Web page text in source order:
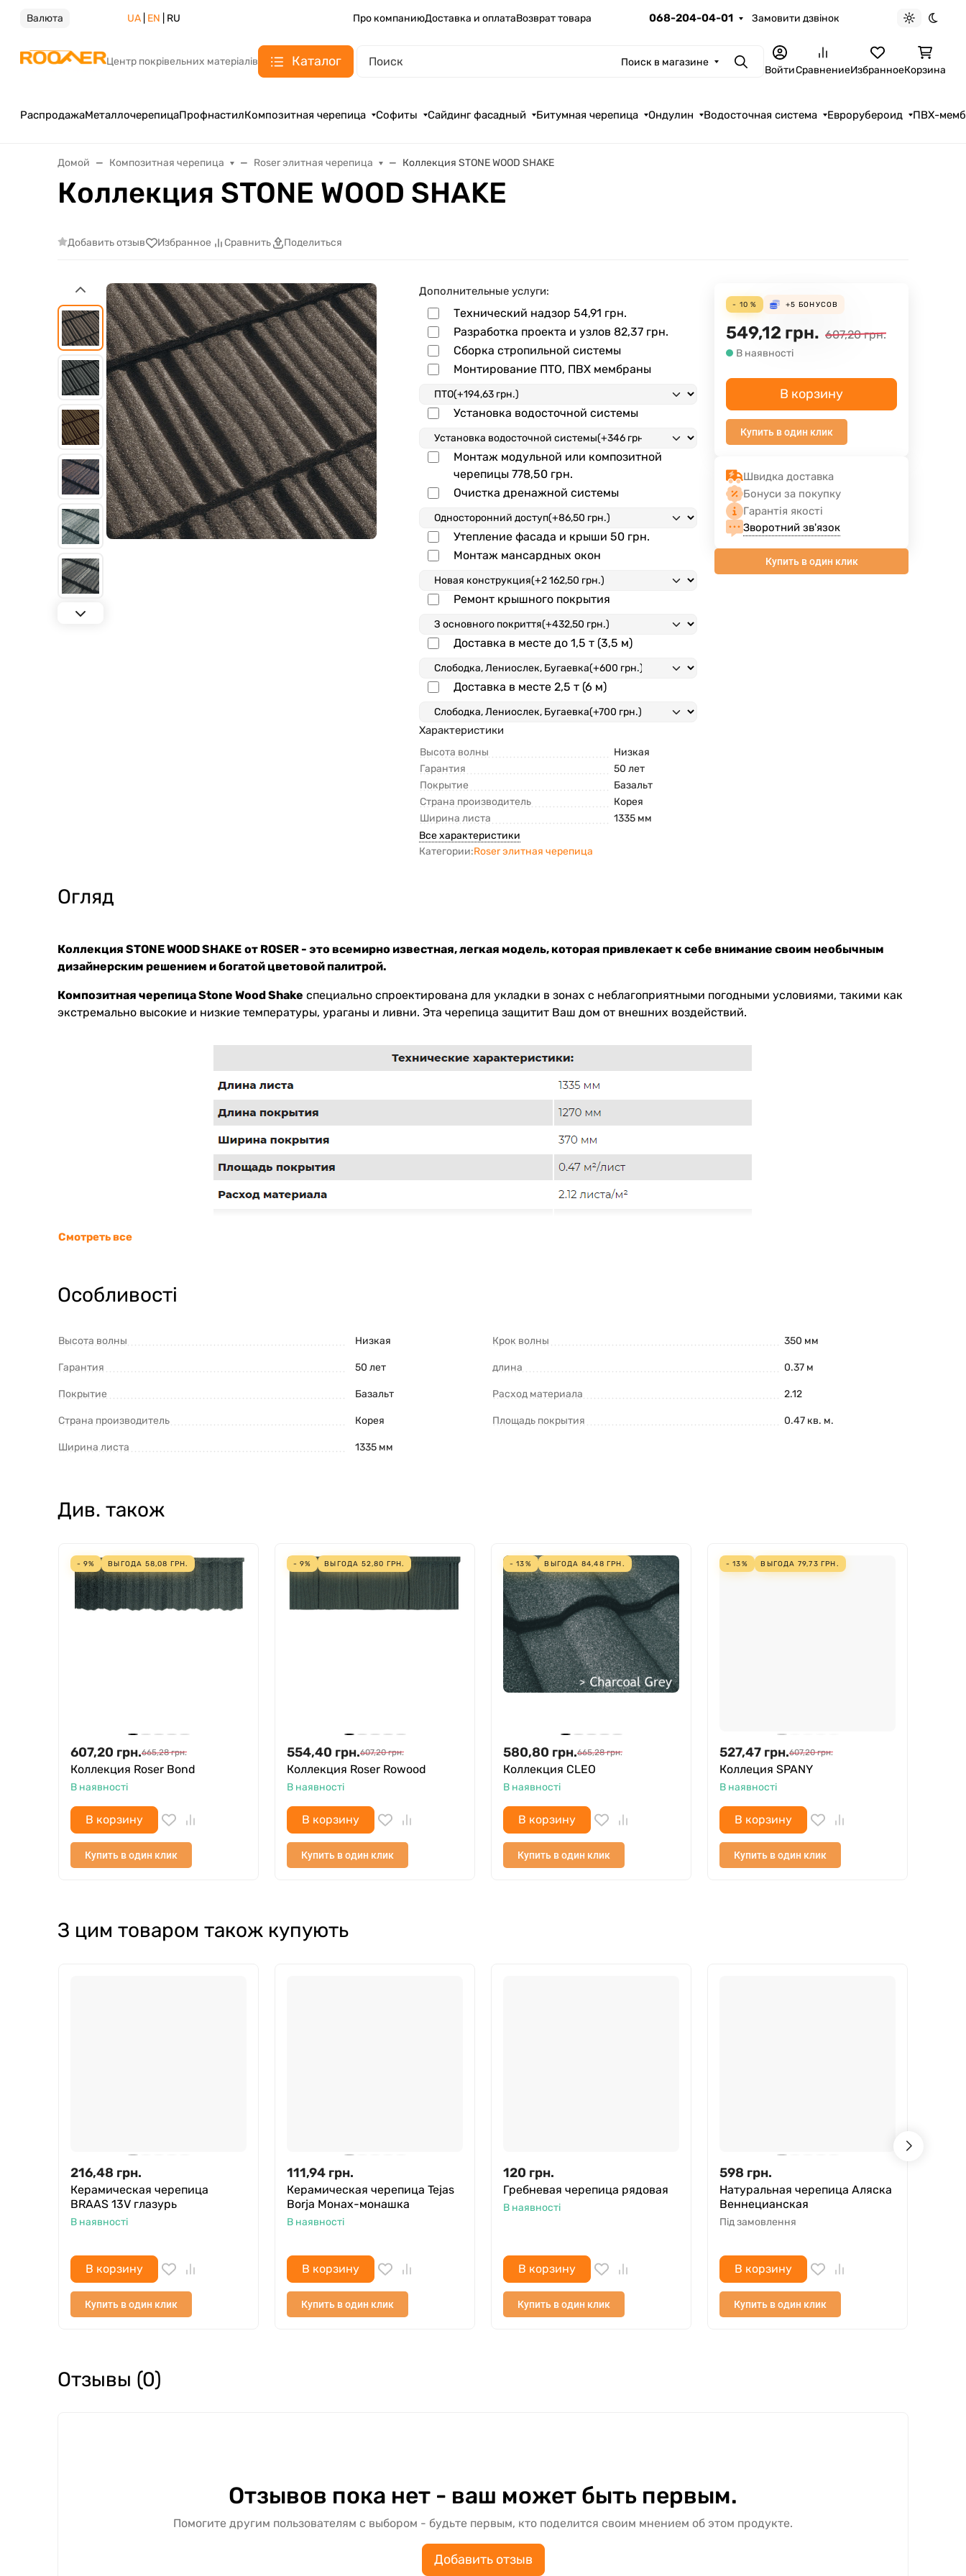
Валюта UA| EN | RU Про компаниюДоставка и оплатаВозврат товара 068-204-04-01 Замовити дзвінок
Светлая
Центр покрівельних матеріалів Каталог Поиск в магазине ПоискВойтиСравнениеИзбранноеКорзина
РаспродажаМеталлочерепицаПрофнастилКомпозитная черепица Софиты Сайдинг фасадный Битумная черепица Ондулин Водосточная система Еврорубероид ПВХ-
Домой Композитная черепица Roser элитная черепица Коллекция STONE WOOD SHAKE
Коллекция STONE WOOD SHAKE
Добавить отзыв Избранное Сравнить Поделиться
Дополнительные услуги:
Технический надзор54,91 грн.
Разработка проекта и узлов 82,37 грн.
Сборка стропильной системы
Монтирование ПТО, ПВХ мембраны
Установка водосточной системы
Монтаж модульной или композитной
черепицы778,50 грн.
Очистка дренажной системы
Утепление фасада и крыши50 грн.
Монтаж мансардных окон
Ремонт крышного покрытия
Доставка в месте до 1,5 т (3,5 м)
Доставка в месте 2,5 т (6 м)
Характеристики
Высота волны
Низкая
Гарантия
50 лет
Покрытие
Базальт
Страна производитель
Корея
Ширина листа
1335 мм
Все характеристики
Категории:Roser элитная черепица
- 10 % +5 БОНУСОВ
549,12 грн. 607,20 грн.
В наявності
В корзину
Купить в один клик
Швидка доставка
Бонуси за покупку
Гарантія якості
Зворотний зв'язок
Купить в один клик
Огляд
Коллекция STONE WOOD SHAKE от ROSER - это всемирно известная, легкая модель, которая привлекает к себе внимание своим необычным
дизайнерским решением и богатой цветовой палитрой.
Композитная черепица Stone Wood Shake специально спроектирована для укладки в зонах с неблагоприятными погодными условиями, такими как
экстремально высокие и низкие температуры, ураганы и ливни. Эта черепица защитит Ваш дом от внешних воздействий.
Смотреть все
Особливості
Высота волны Низкая
Гарантия 50 лет
Покрытие Базальт
Страна производитель Корея
Ширина листа 1335 мм
Крок волны 350 мм
длина 0.37 м
Расход материала 2.12
Площадь покрытия 0.47 кв. м.
Див. також
- 9% ВЫГОДА 58,08 ГРН.
607,20 грн.665,28 грн.
Коллекция Roser Bond
В наявності
В корзину
Купить в один клик
- 9% ВЫГОДА 52,80 ГРН.
554,40 грн.607,20 грн.
Коллекция Roser Rowood
В наявності
В корзину
Купить в один клик
- 13% ВЫГОДА 84,48 ГРН.
580,80 грн.665,28 грн.
Коллекция CLEO
В наявності
В корзину
Купить в один клик
- 13% ВЫГОДА 79,73 ГРН.
527,47 грн.607,20 грн.
Коллеция SPANY
В наявності
В корзину
Купить в один клик
З цим товаром також купують
216,48 грн.
Керамическая черепица
BRAAS 13V глазурь
В наявності
В корзину
Купить в один клик
111,94 грн.
Керамическая черепица Tejas
Borja Монах-монашка
В наявності
В корзину
Купить в один клик
120 грн.
Гребневая черепица рядовая
В наявності
В корзину
Купить в один клик
598 грн.
Натуральная черепица Аляска
Веннецианская
Під замовлення
В корзину
Купить в один клик
Отзывы (0)
Отзывов пока нет - ваш может быть первым.
Помогите другим пользователям с выбором - будьте первым, кто поделится своим мнением об этом продукте.
Добавить отзыв